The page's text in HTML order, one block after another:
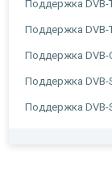
Поддержка DVB-
Поддержка DVB-
Поддержка DVB-
Поддержка DVB-
Поддержка DVB-